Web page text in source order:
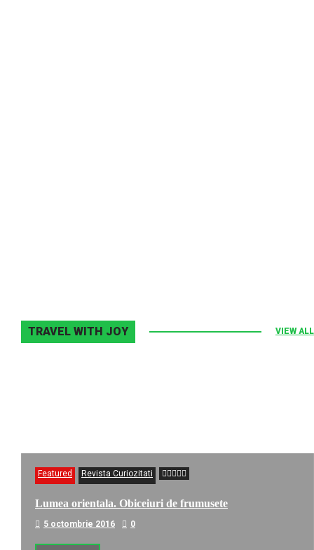
TRAVEL WITH JOY VIEW ALL
Featured Revista Curiozitati
Lumea orientala. Obiceiuri de frumusete
5 octombrie 2016 0